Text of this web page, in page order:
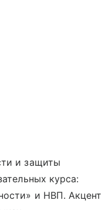
и защиты
курса:
и НВП. Акцент